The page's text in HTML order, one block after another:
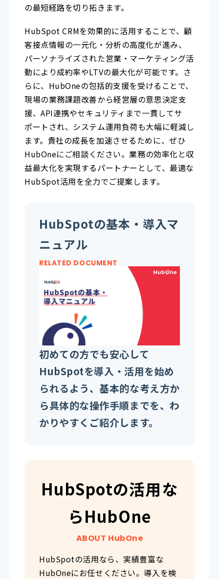
の最短経路を切り拓きます。
HubSpot CRMを効果的に活用することで、顧
客接点情報の一元化・分析の高度化が進み、
パーソナライズされた営業・マーケティング活
動により成約率やLTVの最大化が可能です。さ
らに、HubOneの包括的支援を受けることで、
現場の業務課題改善から経営層の意思決定支
援、API連携やセキュリティまで一貫してサ
ポートされ、システム運用負荷も大幅に軽減し
ます。貴社の成長を加速させるために、ぜひ
HubOneにご相談ください。業務の効率化と収
益最大化を実現するパートナーとして、最適な
HubSpot活用を全力でご提案します。
HubSpotの基本・導入マ
ニュアル
RELATED DOCUMENT
初めての方でも安心して
HubSpotを導入・活用を始め
られるよう、基本的な考え方か
ら具体的な操作手順までを、わ
かりやすくご紹介します。
HubSpotの活用な
らHubOne
ABOUT HubOne
HubSpotの活用なら、実績豊富な
HubOneにお任せください。導入を検